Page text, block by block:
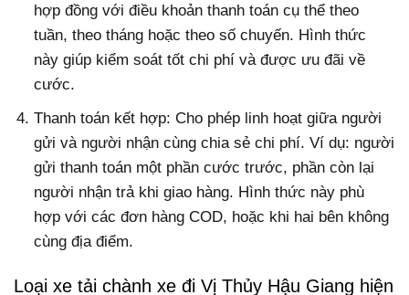
hợp đồng với điều khoản thanh toán cụ thể theo
tuần, theo tháng hoặc theo số chuyến. Hình thức
này giúp kiểm soát tốt chi phí và được ưu đãi về
cước.
Thanh toán kết hợp: Cho phép linh hoạt giữa người
gửi và người nhận cùng chia sẻ chi phí. Ví dụ: người
gửi thanh toán một phần cước trước, phần còn lại
người nhận trả khi giao hàng. Hình thức này phù
hợp với các đơn hàng COD, hoặc khi hai bên không
cùng địa điểm.
Loại xe tải chành xe đi Vị Thủy Hậu Giang hiện